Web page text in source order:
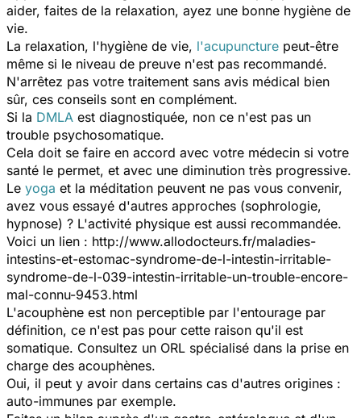
aider, faites de la relaxation, ayez une bonne hygiène de
vie.
La relaxation, l'hygiène de vie, l'acupuncture peut-être
même si le niveau de preuve n'est pas recommandé.
N'arrêtez pas votre traitement sans avis médical bien
sûr, ces conseils sont en complément.
Si la DMLA est diagnostiquée, non ce n'est pas un
trouble psychosomatique.
Cela doit se faire en accord avec votre médecin si votre
santé le permet, et avec une diminution très progressive.
Le yoga et la méditation peuvent ne pas vous convenir,
avez vous essayé d'autres approches (sophrologie,
hypnose) ? L'activité physique est aussi recommandée.
Voici un lien : http://www.allodocteurs.fr/maladies-
intestins-et-estomac-syndrome-de-l-intestin-irritable-
syndrome-de-l-039-intestin-irritable-un-trouble-encore-
mal-connu-9453.html
L'acouphène est non perceptible par l'entourage par
définition, ce n'est pas pour cette raison qu'il est
somatique. Consultez un ORL spécialisé dans la prise en
charge des acouphènes.
Oui, il peut y avoir dans certains cas d'autres origines :
auto-immunes par exemple.